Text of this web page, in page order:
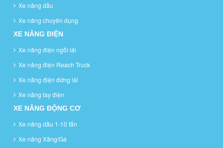
Xe nâng dầu
Xe nâng chuyên dụng
XE NÂNG ĐIỆN
Xe nâng điện ngồi lái
Xe nâng điện Reach Truck
Xe nâng điện đứng lái
Xe nâng tay điện
XE NÂNG ĐỘNG CƠ
Xe nâng dầu 1-10 tấn
Xe nâng Xăng/Ga